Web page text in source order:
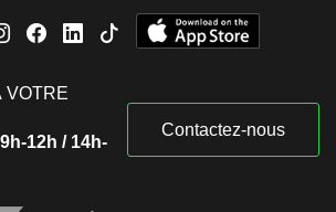
VOTRE
12h / 14h-
Contactez-nous